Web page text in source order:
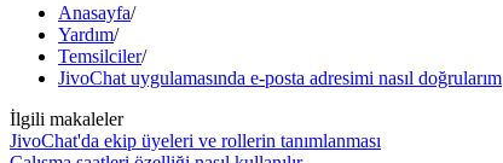
Anasayfa/
Yardım/
Temsilciler/
JivoChat uygulamasında e-posta adresimi nasıl doğrularım
İlgili makaleler
JivoChat'da ekip üyeleri ve rollerin tanımlanması